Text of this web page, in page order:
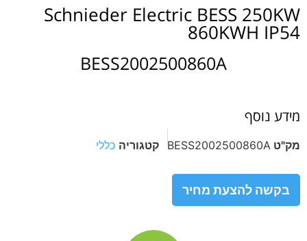
Schnieder Electric BESS 250KW
860KWH IP54
BESS2002500860A
מידע נוסף
מק"ט BESS2002500860A קטגוריה כללי
בקשה להצעת מחיר